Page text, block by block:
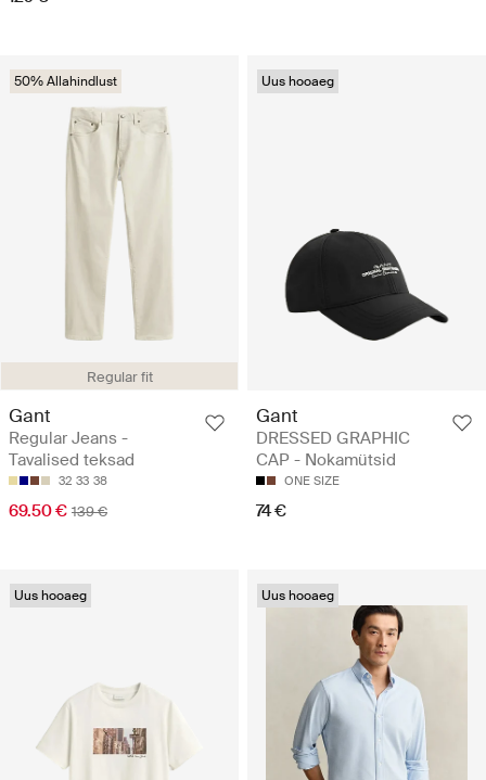
Regular fit
50% Allahindlust
Gant
Regular Jeans -
Tavalised teksad
32 33 38
69.50 € 139 €
Uus hooaeg
Gant
DRESSED GRAPHIC
CAP - Nokamütsid
ONE SIZE
74 €
Uus hooaeg Uus hooaeg